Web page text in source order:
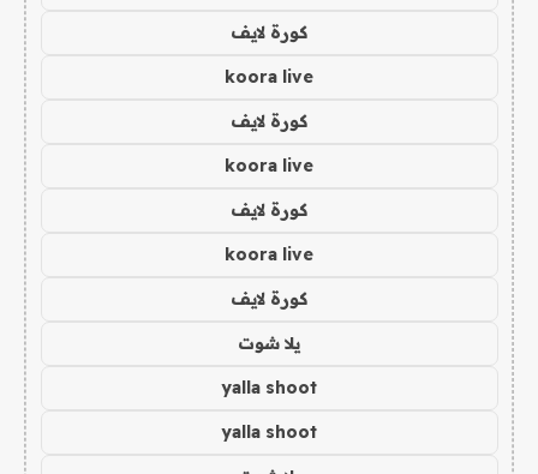
كورة لايف
koora live
كورة لايف
koora live
كورة لايف
koora live
كورة لايف
يلا شوت
yalla shoot
yalla shoot